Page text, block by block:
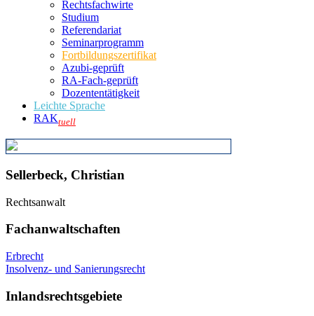
Rechtsfachwirte
Studium
Referendariat
Seminarprogramm
Fortbildungszertifikat
Azubi-geprüft
RA-Fach-geprüft
Dozententätigkeit
Leichte Sprache
RAKtuell
Sellerbeck, Christian
Rechtsanwalt
Fachanwaltschaften
Erbrecht
Insolvenz- und Sanierungsrecht
Inlandsrechtsgebiete